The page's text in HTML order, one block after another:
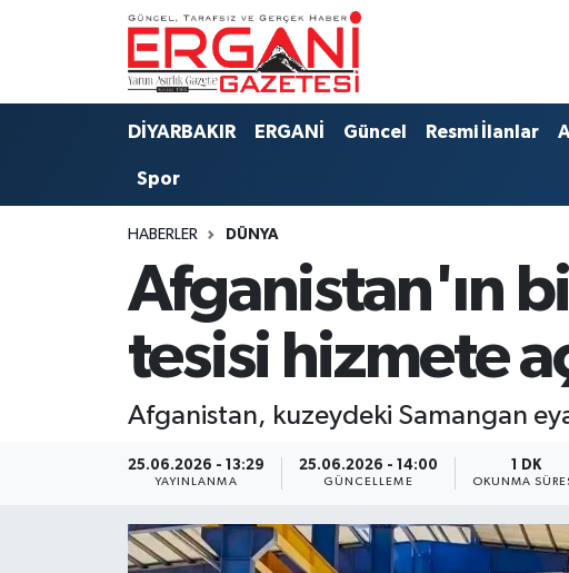
DİYARBAKIR ERGANİ Güncel Resmi İlanlar
Spor
HABERLER DÜNYA
Afganistan'ın
tesisi hizmete
Afganistan, kuzeydeki Samangan
25.06.2026 - 13:29
YAYINLANMA
25.06.2026 - 14:00
GÜNCELLEME
1 DK
OKUNMA
DİYARBAKIR
BAĞLAR
ERGANİ
Resmi İlanlar
Si̇yaset
Ergani Nöbetçi Eczaneler
Ergani Hava Durumu
Tüm Manşetler
Son Dakika Haberleri
Haber Arşivi